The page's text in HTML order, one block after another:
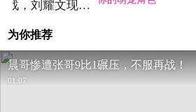
战，刘耀文现学
为你推荐
晨哥惨遭张哥9比1碾压，不服再战！
01:07